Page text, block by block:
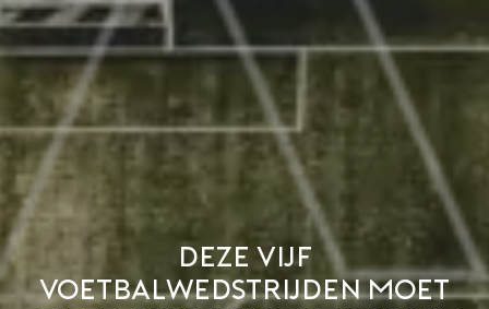
Deze vijf
voetbalwedstrijden moet